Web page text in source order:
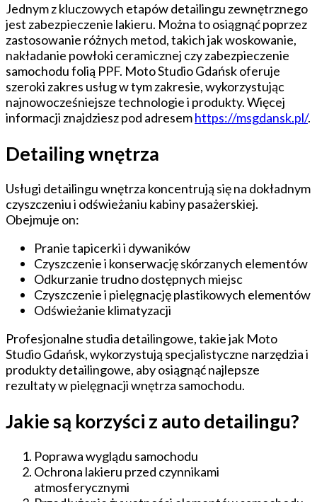
Jednym z kluczowych etapów detailingu zewnętrznego
jest zabezpieczenie lakieru. Można to osiągnąć poprzez
zastosowanie różnych metod, takich jak woskowanie,
nakładanie powłoki ceramicznej czy zabezpieczenie
samochodu folią PPF. Moto Studio Gdańsk oferuje
szeroki zakres usług w tym zakresie, wykorzystując
najnowocześniejsze technologie i produkty. Więcej
informacji znajdziesz pod adresemhttps://msgdansk.pl/.
Detailing wnętrza
Usługi detailingu wnętrza koncentrują się na dokładnym
czyszczeniu i odświeżaniu kabiny pasażerskiej.
Obejmuje on:
Pranie tapicerki i dywaników
Czyszczenie i konserwację skórzanych elementów
Odkurzanie trudno dostępnych miejsc
Czyszczenie i pielęgnację plastikowych elementów
Odświeżanie klimatyzacji
Profesjonalne studia detailingowe, takie jak Moto
Studio Gdańsk, wykorzystują specjalistyczne narzędzia i
produkty detailingowe, aby osiągnąć najlepsze
rezultaty w pielęgnacji wnętrza samochodu.
Jakie są korzyści z auto detailingu?
Poprawa wyglądu samochodu
Ochrona lakieru przed czynnikami
atmosferycznymi